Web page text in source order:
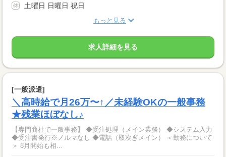
土曜日 日曜日 祝日
もっと見る
求人詳細を見る
[一般派遣]
＼高時給で月26万〜↑／未経験OKの一般事務
★残業ほぼなし♪
【専門商社で一般事務】 ◆受注処理（メイン業務） ◆システム入力
◆受注書発行※ノルマなし ◆電話（取次ぎメイン） ＜勤務について
＞ 8月開始も相...